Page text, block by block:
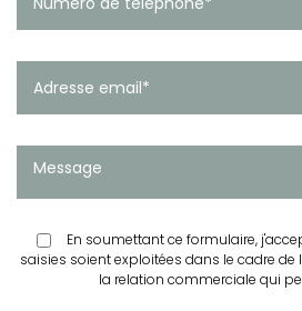
En soumettant ce formulaire,
saisies soient exploitées dans le cadre
la relation commerciale qui